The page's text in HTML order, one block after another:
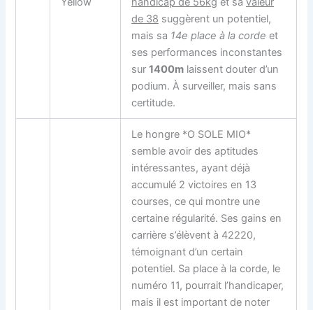
de 38 suggèrent un potentiel,
mais sa 14e place à la corde et
ses performances inconstantes
sur1400m laissent douter d’un
podium. À surveiller, mais sans
certitude.
Le hongre *O SOLE MIO*
semble avoir des aptitudes
intéressantes, ayant déjà
accumulé 2 victoires en 13
courses, ce qui montre une
certaine régularité. Ses gains en
carrière s’élèvent à 42220,
témoignant d’un certain
potentiel. Sa place à la corde, le
numéro 11, pourrait l’handicaper,
mais il est important de noter